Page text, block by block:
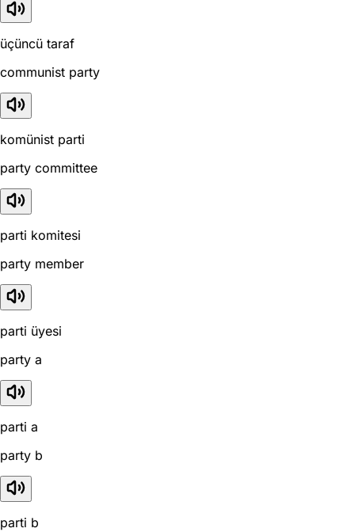
üçüncü taraf
communist party
komünist parti
party committee
parti komitesi
party member
parti üyesi
party a
parti a
party b
parti b